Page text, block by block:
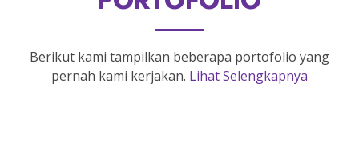
Berikut kami tampilkan beberapa portofolio yang
pernah kami kerjakan. Lihat Selengkapnya